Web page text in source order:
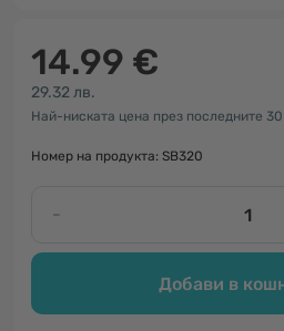
14.99 €
29.32 лв.
Най-ниската цена през последните 30
Номер на продукта: SB320
-
Добави в